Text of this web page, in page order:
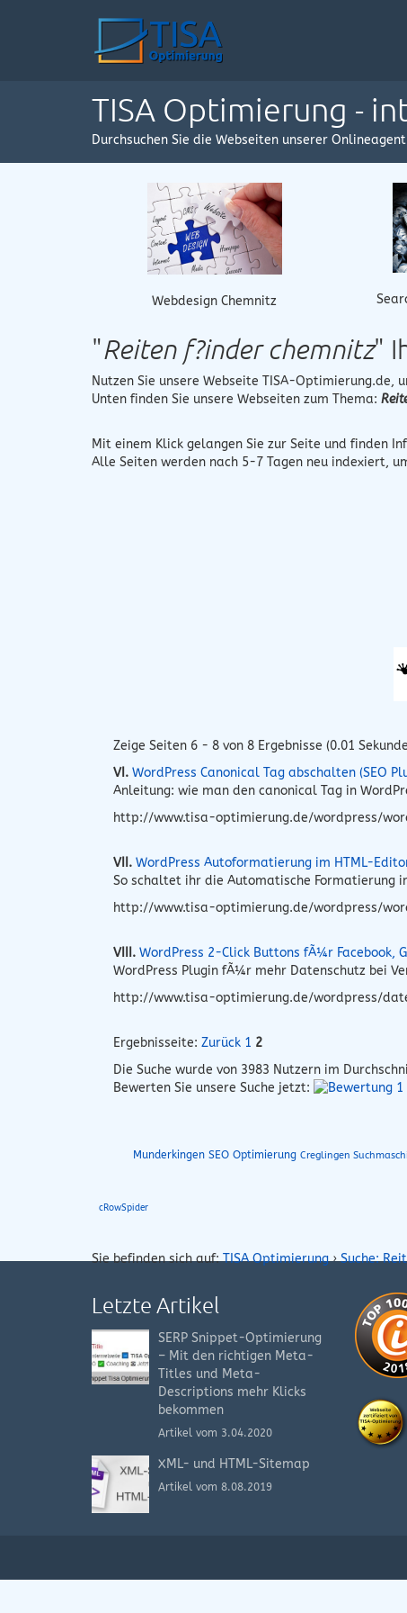
TISA Optimierung -
Durchsuchen Sie die Webseiten unserer
Webdesign Chemnitz
"Reiten f?inder chemnitz"
Nutzen Sie unsere Webseite TISA-Optimierung.de,
Unten finden Sie unsere Webseiten zum Thema:
Mit einem Klick gelangen Sie zur Seite und finden
Alle Seiten werden nach 5-7 Tagen neu indexiert,
Zeige Seiten 6 - 8 von 8 Ergebnisse (0.01
VI. WordPress Canonical Tag abschalten (SEO
Anleitung: wie man den canonical Tag in
http://www.tisa-optimierung.de/wordpress/
VII. WordPress Autoformatierung im HTML-
So schaltet ihr die Automatische Formatierung
http://www.tisa-optimierung.de/wordpress/
VIII. WordPress 2-Click Buttons fÃ¼r Facebook,
WordPress Plugin fÃ¼r mehr Datenschutz bei
http://www.tisa-optimierung.de/wordpress/
Ergebnisseite: Zurück 1 2
Die Suche wurde von 3983 Nutzern im
Bewerten Sie unsere Suche jetzt:
Munderkingen SEO Optimierung Creglingen
cRowSpider
Sie befinden sich auf:TISA Optimierung›Suche:
Letzte Artikel
SERP Snippet-Optimierung
– Mit den richtigen Meta-
Titles und Meta-
Descriptions mehr Klicks
bekommen
Artikel vom 3.04.2020
XML- und HTML-Sitemap
Artikel vom 8.08.2019